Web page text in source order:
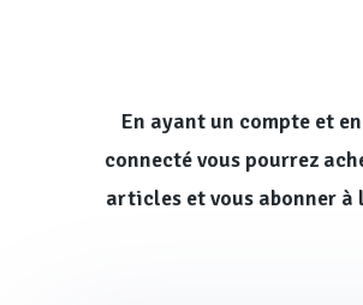
En ayant un compte et
connecté vous pourrez
articles et vous abonner à